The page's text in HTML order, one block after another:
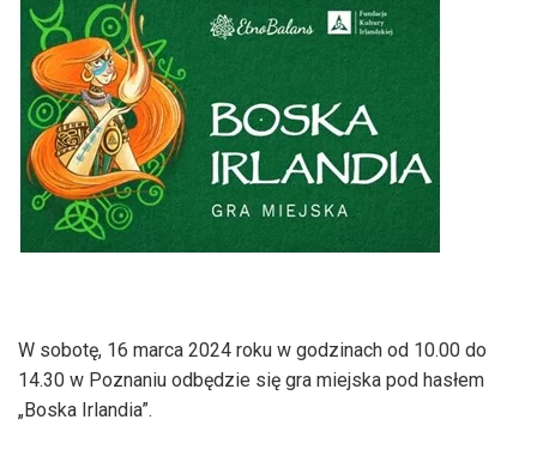
W sobotę, 16 marca 2024 roku w godzinach od 10.00 do
14.30 w Poznaniu odbędzie się gra miejska pod hasłem
„Boska Irlandia”.